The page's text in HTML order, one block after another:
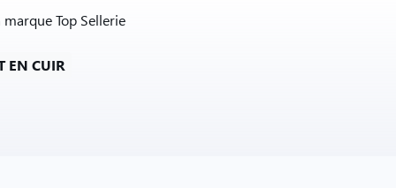
Top Sellerie
EN CUIR